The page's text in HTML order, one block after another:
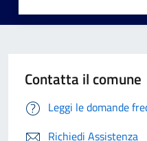
Contatta il comune
Leggi le domande
Richiedi Assistenza